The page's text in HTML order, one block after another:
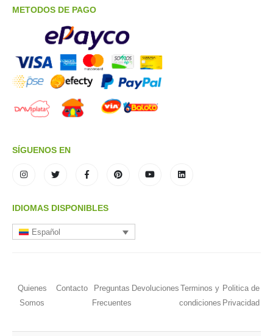
METODOS DE PAGO
SÍGUENOS EN
IDIOMAS DISPONIBLES
Español
Quienes
Somos
Contacto
Preguntas
Frecuentes
Devoluciones Terminos y
condiciones
Politica de
Privacidad